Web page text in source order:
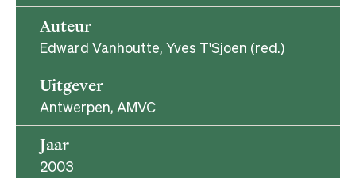
Auteur
Edward Vanhoutte, Yves T'Sjoen (red.)
Uitgever
Antwerpen, AMVC
Jaar
2003